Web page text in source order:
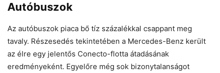
Autóbuszok
Az autóbuszok piaca bő tíz százalékkal csappant meg
tavaly. Részesedés tekintetében a Mercedes-Benz került
az élre egy jelentős Conecto-flotta átadásának
eredményeként. Egyelőre még sok bizonytalanságot